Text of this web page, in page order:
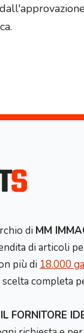
di MM
di articoli
più di 18.000
scelta completa
FORNITORE